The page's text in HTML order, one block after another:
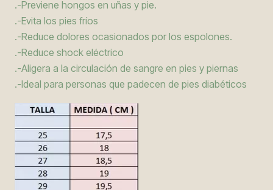
.-Previene hongos en uñas y pie.
.-Evita los pies fríos
.-Reduce dolores ocasionados por los espolones.
.-Reduce shock eléctrico
.-Aligera a la circulación de sangre en pies y piernas
.-Ideal para personas que padecen de pies diabéticos